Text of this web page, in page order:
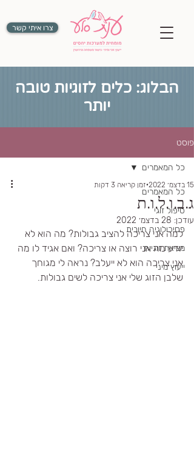
צרו איתי קשר
הבלוג: כלים לזוגיות טובה
יותר
פוסט
כל המאמרים
טיפול זוגי
פסיכולוגיה חיובית
מציאת זוגיות
ייעוץ מיני
כל המאמרים
ג.ב.ו.ל.ו.ת
15 בדצמ׳ 2022 זמן קריאה 3 דקות
עודכן: 28 בדצמ׳ 2022
למה אני צריכה להציב גבולות? מה הוא לא
יודע מה אני רוצה או צריכה? ואם אגיד לו מה
אני צריכה הוא לא ייעלב? נראה לי מגוחך
שלבן הזוג שלי אני צריכה לשים גבולות.